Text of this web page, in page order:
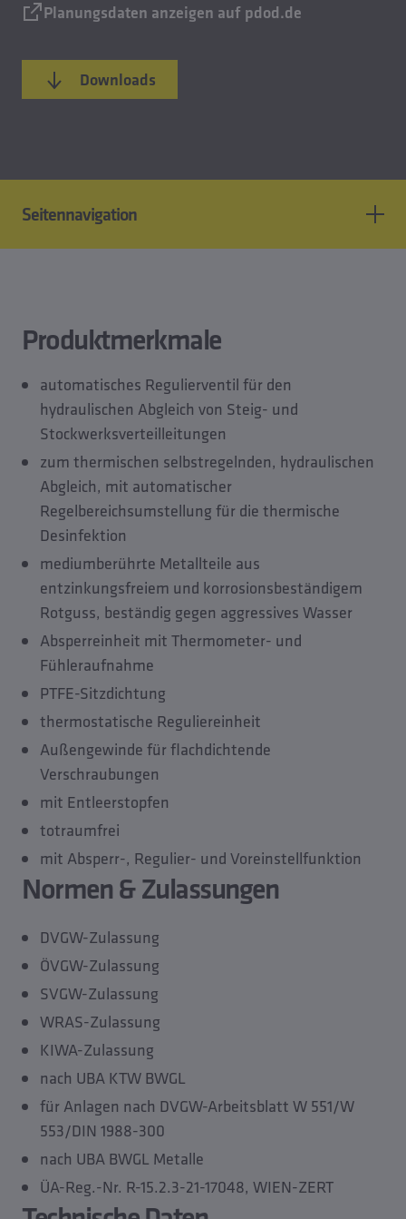
Planungsdaten anzeigen auf pdod.de
Downloads
Seitennavigation
CAD Modelle
Videos
Downloads
Zubehör
Ersatzteile
Produktmerkmale
automatisches Regulierventil für den
hydraulischen Abgleich von Steig- und
Stockwerksverteilleitungen
zum thermischen selbstregelnden, hydraulischen
Abgleich, mit automatischer
Regelbereichsumstellung für die thermische
Desinfektion
mediumberührte Metallteile aus
entzinkungsfreiem und korrosionsbeständigem
Rotguss, beständig gegen aggressives Wasser
Absperreinheit mit Thermometer- und
Fühleraufnahme
PTFE-Sitzdichtung
thermostatische Reguliereinheit
Außengewinde für flachdichtende
Verschraubungen
mit Entleerstopfen
totraumfrei
mit Absperr-, Regulier- und Voreinstellfunktion
Normen & Zulassungen
DVGW-Zulassung
ÖVGW-Zulassung
SVGW-Zulassung
WRAS-Zulassung
KIWA-Zulassung
nach UBA KTW BWGL
für Anlagen nach DVGW-Arbeitsblatt W 551/W
553/DIN 1988-300
nach UBA BWGL Metalle
ÜA-Reg.-Nr. R-15.2.3-21-17048, WIEN-ZERT